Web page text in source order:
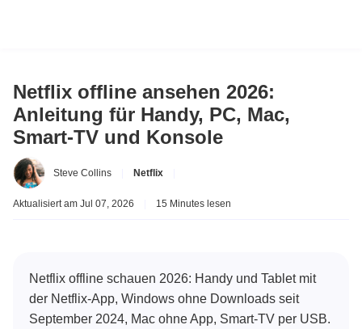
Netflix offline ansehen 2026:
Anleitung für Handy, PC, Mac,
Smart-TV und Konsole
Steve Collins Netflix
Aktualisiert am Jul 07, 2026 15 Minutes lesen
Netflix offline schauen 2026: Handy und Tablet mit
der Netflix-App, Windows ohne Downloads seit
September 2024, Mac ohne App, Smart-TV per USB.